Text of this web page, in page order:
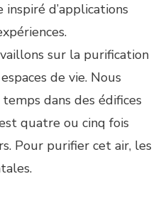
inspiré d’applications
sur la purification
de vie. Nous
dans des édifices
quatre ou cinq fois
Pour purifier cet air, les